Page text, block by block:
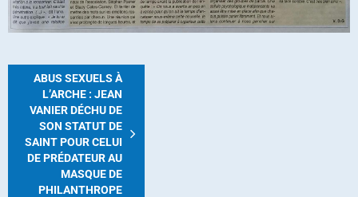
ABUS SEXUELS À
L’ARCHE : JEAN
VANIER DÉCHU DE
SON STATUT DE
SAINT POUR CELUI
DE PRÉDATEUR AU
MASQUE DE
PHILANTHROPE